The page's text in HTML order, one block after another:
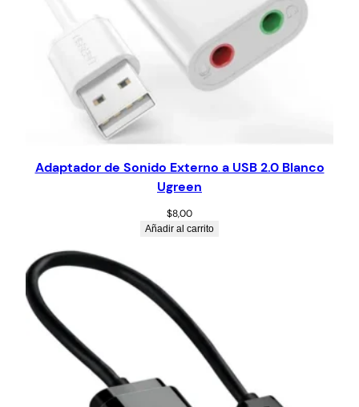
Adaptador de Sonido Externo a USB 2.0 Blanco
Ugreen
$8,00
Añadir al carrito